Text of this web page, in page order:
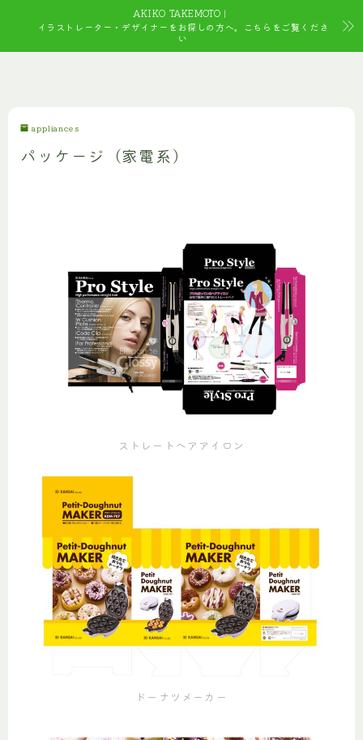
AKIKO TAKEMOTO｜
イラストレーター・デザイナーをお探しの方へ。こちらをご覧くださ
い
appliances
パッケージ（家電系）
ストレートヘアアイロン
ドーナツメーカー